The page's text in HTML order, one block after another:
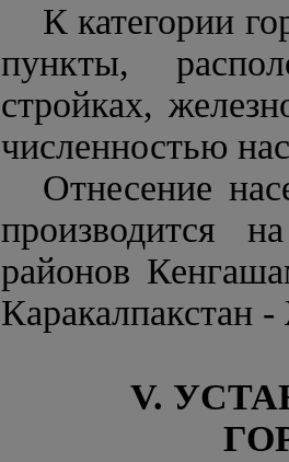
К категории
пункты,
стройках,
численностью
Отнесение
производится
районов
Каракалпакстан
V.